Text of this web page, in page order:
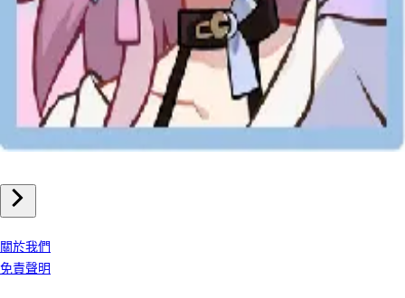
手機遊戲
崩壞星穹鐵道 儲值
關於我們
免責聲明